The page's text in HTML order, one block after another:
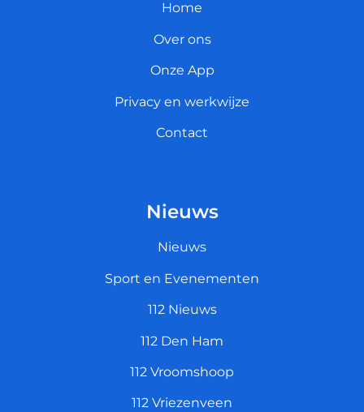
Home
Over ons
Onze App
Privacy en werkwijze
Contact
Nieuws
Nieuws
Sport en Evenementen
112 Nieuws
112 Den Ham
112 Vroomshoop
112 Vriezenveen